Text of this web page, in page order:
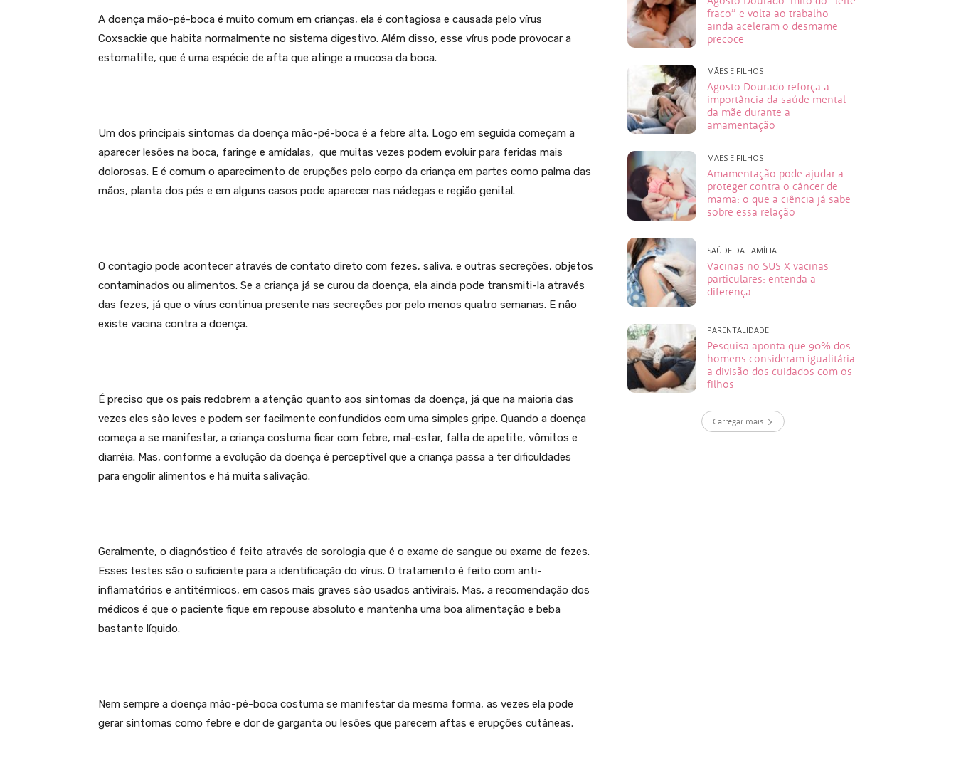
A doença mão-pé-boca é muito comum em crianças, ela é contagiosa e causada pelo vírus
Coxsackie que habita normalmente no sistema digestivo. Além disso, esse vírus pode provocar a
estomatite, que é uma espécie de afta que atinge a mucosa da boca.
Um dos principais sintomas da doença mão-pé-boca é a febre alta. Logo em seguida começam a
aparecer lesões na boca, faringe e amídalas, que muitas vezes podem evoluir para feridas mais
dolorosas. E é comum o aparecimento de erupções pelo corpo da criança em partes como palma das
mãos, planta dos pés e em alguns casos pode aparecer nas nádegas e região genital.
O contagio pode acontecer através de contato direto com fezes, saliva, e outras secreções, objetos
contaminados ou alimentos. Se a criança já se curou da doença, ela ainda pode transmiti-la através
das fezes, já que o vírus continua presente nas secreções por pelo menos quatro semanas. E não
existe vacina contra a doença.
É preciso que os pais redobrem a atenção quanto aos sintomas da doença, já que na maioria das
vezes eles são leves e podem ser facilmente confundidos com uma simples gripe. Quando a doença
começa a se manifestar, a criança costuma ficar com febre, mal-estar, falta de apetite, vômitos e
diarréia. Mas, conforme a evolução da doença é perceptível que a criança passa a ter dificuldades
para engolir alimentos e há muita salivação.
Geralmente, o diagnóstico é feito através de sorologia que é o exame de sangue ou exame de fezes.
Esses testes são o suficiente para a identificação do vírus. O tratamento é feito com anti-
inflamatórios e antitérmicos, em casos mais graves são usados antivirais. Mas, a recomendação dos
médicos é que o paciente fique em repouse absoluto e mantenha uma boa alimentação e beba
bastante líquido.
Nem sempre a doença mão-pé-boca costuma se manifestar da mesma forma, as vezes ela pode
gerar sintomas como febre e dor de garganta ou lesões que parecem aftas e erupções cutâneas.
fraco” e volta ao trabalho
ainda aceleram o desmame
precoce
MÃES E FILHOS
Agosto Dourado reforça a
importância da saúde mental
da mãe durante a
amamentação
MÃES E FILHOS
Amamentação pode ajudar a
proteger contra o câncer de
mama: o que a ciência já sabe
sobre essa relação
SAÚDE DA FAMÍLIA
Vacinas no SUS X vacinas
particulares: entenda a
diferença
PARENTALIDADE
Pesquisa aponta que 90% dos
homens consideram igualitária
a divisão dos cuidados com os
filhos
Carregar mais